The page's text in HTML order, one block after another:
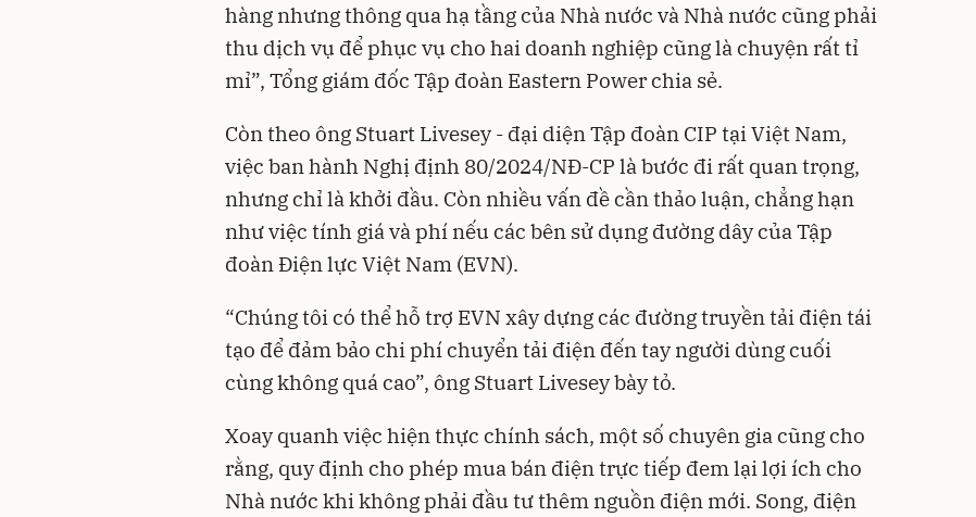
hàng nhưng thông qua hạ tầng của Nhà nước và Nhà nước cũng phải
thu dịch vụ để phục vụ cho hai doanh nghiệp cũng là chuyện rất tỉ
mỉ”, Tổng giám đốc Tập đoàn Eastern Power chia sẻ.
Còn theo ông Stuart Livesey - đại diện Tập đoàn CIP tại Việt Nam,
việc ban hành Nghị định 80/2024/NĐ-CP là bước đi rất quan trọng,
nhưng chỉ là khởi đầu. Còn nhiều vấn đề cần thảo luận, chẳng hạn
như việc tính giá và phí nếu các bên sử dụng đường dây của Tập
đoàn Điện lực Việt Nam (EVN).
“Chúng tôi có thể hỗ trợ EVN xây dựng các đường truyền tải điện tái
tạo để đảm bảo chi phí chuyển tải điện đến tay người dùng cuối
cùng không quá cao”, ông Stuart Livesey bày tỏ.
Xoay quanh việc hiện thực chính sách, một số chuyên gia cũng cho
rằng, quy định cho phép mua bán điện trực tiếp đem lại lợi ích cho
Nhà nước khi không phải đầu tư thêm nguồn điện mới. Song, điện